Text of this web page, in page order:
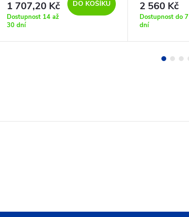
1 707,20 Kč
Dostupnost 14 až
30 dní
DO KOŠÍKU 2 560 Kč
Dostupnost do 7
dní